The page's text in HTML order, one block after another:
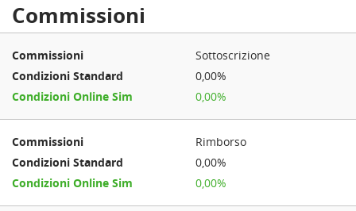
Commissioni
Sottoscrizione
0,00%
0,00%
Rimborso
0,00%
0,00%